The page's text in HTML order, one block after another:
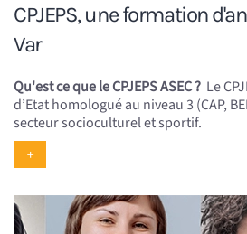
CPJEPS, une formation
Var
Qu'est ce que le CPJEPS ASEC ? Le
d’Etat homologué au niveau 3 (CAP,
secteur socioculturel et sportif.
+